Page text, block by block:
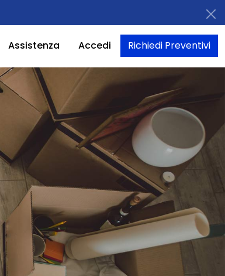
Assistenza Accedi Richiedi Preventivi